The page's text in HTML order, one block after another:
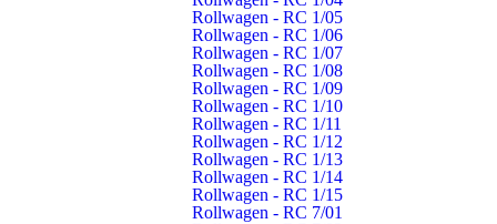
Rollwagen - RC 1/05
Rollwagen - RC 1/06
Rollwagen - RC 1/07
Rollwagen - RC 1/08
Rollwagen - RC 1/09
Rollwagen - RC 1/10
Rollwagen - RC 1/11
Rollwagen - RC 1/12
Rollwagen - RC 1/13
Rollwagen - RC 1/14
Rollwagen - RC 1/15
Rollwagen - RC 7/01
Erfolgreicher Abschluss des